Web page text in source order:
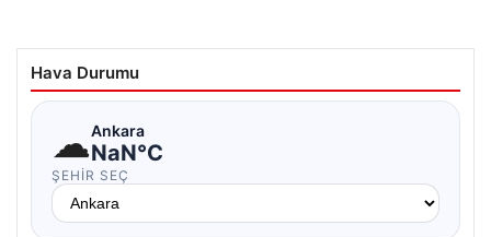
Hava Durumu
☁Ankara
NaN°C
ŞEHIR SEÇ